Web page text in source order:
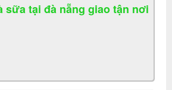
sữa tại đà nẵng giao tận nơi